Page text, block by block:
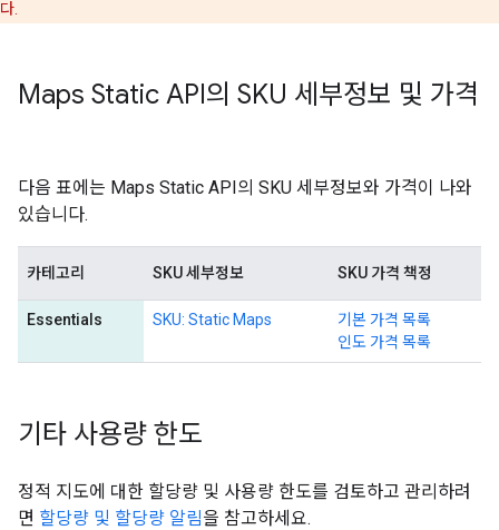
다.
Maps Static API의 SKU 세부정보 및 가격
다음 표에는 Maps Static API의 SKU 세부정보와 가격이 나와
있습니다.
카테고리 SKU 세부정보 SKU 가격 책정
Essentials SKU: Static Maps
기본 가격 목록
인도 가격 목록
기타 사용량 한도
정적 지도에 대한 할당량 및 사용량 한도를 검토하고 관리하려
면 할당량 및 할당량 알림을 참고하세요.